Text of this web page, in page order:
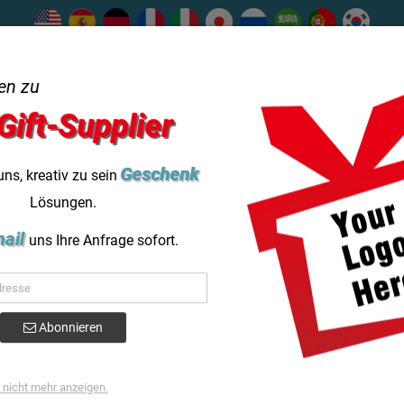
Erfolgreicher
Bär personalisierte Schlüsselanhänger
Teddybär Schlüsselanhänger
zu
Supplier
kreativ zu sein Geschenk
Lösungen.
uns Ihre Anfrage sofort.
Abonnieren
mehr anzeigen.